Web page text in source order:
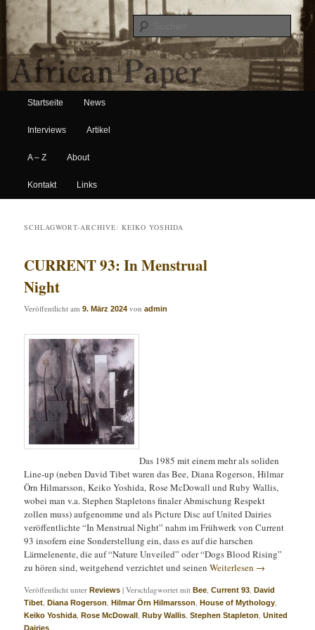
African Paper
Hauptmenü
Zum Inhalt wechseln
Zum sekundären Inhalt wechseln
Startseite News
Interviews Artikel
A – Z About
Kontakt Links
SCHLAGWORT-ARCHIVE:KEIKO YOSHIDA
CURRENT 93: In Menstrual
Night
Veröffentlicht am9. März 2024 vonadmin
Das 1985 mit einem mehr als soliden
Line-up (neben David Tibet waren das Bee, Diana Rogerson, Hilmar
Örn Hilmarsson, Keiko Yoshida, Rose McDowall und Ruby Wallis,
wobei man v.a. Stephen Stapletons finaler Abmischung Respekt
zollen muss) aufgenomme und als Picture Disc auf United Dairies
veröffentlichte “In Menstrual Night” nahm im Frühwerk von Current
93 insofern eine Sonderstellung ein, dass es auf die harschen
Lärmelenente, die auf “Nature Unveiled” oder “Dogs Blood Rising”
zu hören sind, weitgehend verzichtet und seinenWeiterlesen →
Veröffentlicht unter Reviews |Verschlagwortet mit Bee ,Current 93 ,David
Tibet ,Diana Rogerson ,Hilmar Örn Hilmarsson ,House of Mythology
Keiko Yoshida ,Rose McDowall ,Ruby Wallis ,Stephen Stapleton ,United
Dairies